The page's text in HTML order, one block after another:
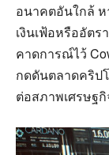
ปโตอนาคตอันใกล้ ห
เงินเฟ้อหรืออัต
คาดการณ์ไว้
กดดันตลาดคริป
ต่อสภาพเศรษฐ